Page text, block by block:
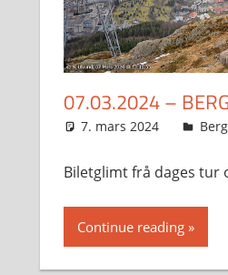
07.03.2024 –
7. mars 2024 Svein
Biletglimt frå dages tur
Continue reading